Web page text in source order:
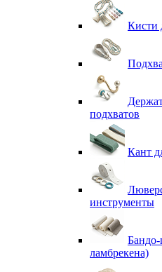
Кисти
подхватов
Кант
инструменты
Бандо-
ламбрекена)